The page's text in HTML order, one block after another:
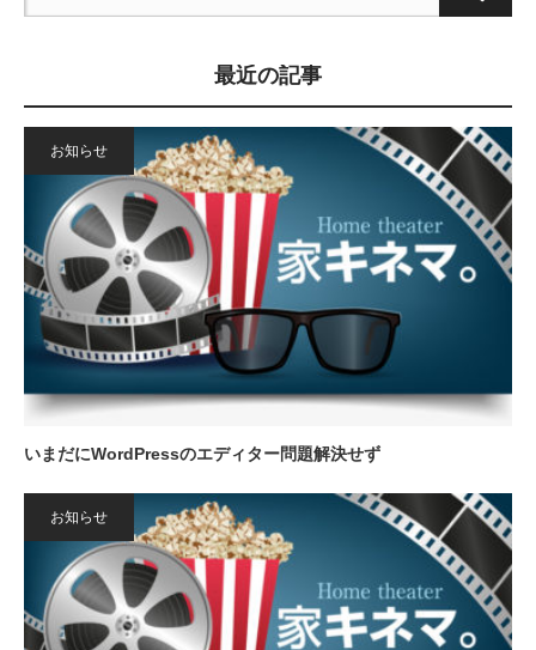
最近の記事
お知らせ
いまだにWordPressのエディター問題解決せず
お知らせ